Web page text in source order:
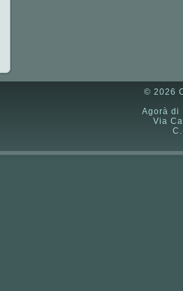
© 2026
Agorà di
Via